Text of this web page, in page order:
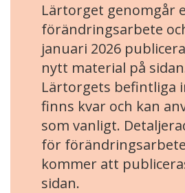
Lärtorget genomgår
förändringsarbete
januari 2026
nytt material på
Lärtorgets befintliga
finns kvar och kan
som vanligt.
för
kommer att
sidan.